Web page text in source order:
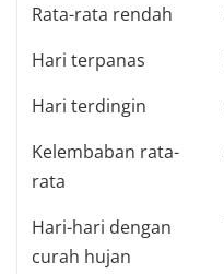
Rata-rata rendah
Hari terpanas
Hari terdingin
Kelembaban rata-
rata
Hari-hari dengan
curah hujan